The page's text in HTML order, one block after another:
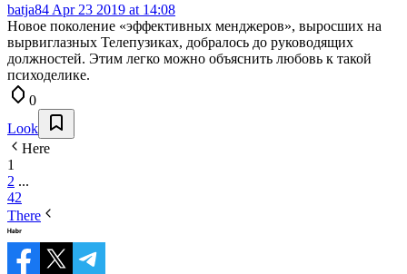
batja84 Apr 23 2019 at 14:08
Новое поколение «эффективных менджеров», выросших на
вырвиглазных Телепузиках, добралось до руководящих
должностей. Этим легко можно объяснить любовь к такой
психоделике.
0
Look
Here
1
2 ...
42
There